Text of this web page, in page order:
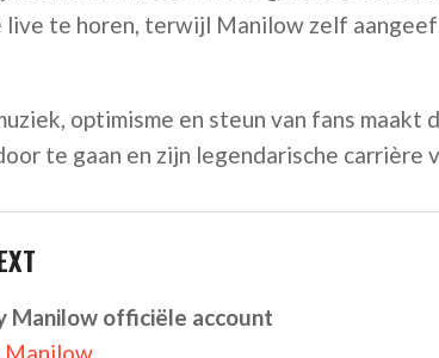
te horen, terwijl Manilow zelf
optimisme en steun van fans
te gaan en zijn legendarische carrière
Manilow officiële account